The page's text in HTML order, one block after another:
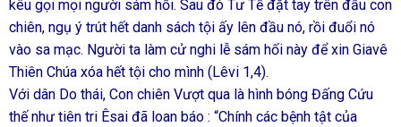
kêu gọi mọi người sám hối. Sau đó Tư Tế đặt tay trên đầu con
chiên, ngụ ý trút hết danh sách tội ấy lên đầu nó, rồi đuổi nó
vào sa mạc. Người ta làm cử nghi lễ sám hối này để xin Giavê
Thiên Chúa xóa hết tội cho mình (Lêvi 1,4).
Với dân Do thái, Con chiên Vượt qua là hình bóng Đấng Cứu
thế như tiên tri Êsai đã loan báo : “Chính các bệnh tật của